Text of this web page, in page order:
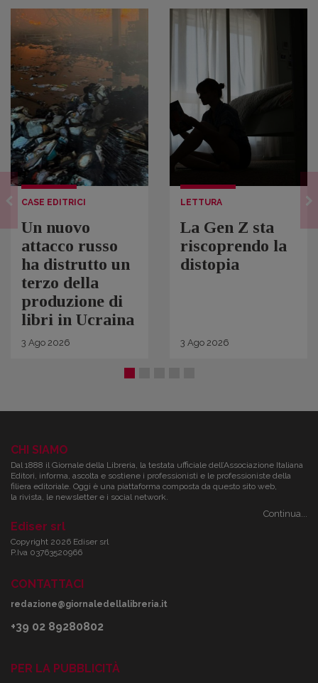
CASE EDITRICI
Un nuovo
attacco russo
ha distrutto un
terzo della
produzione di
libri in Ucraina
3 Ago 2026
LETTURA
La Gen Z sta
riscoprendo la
distopia
3 Ago 2026
CHI SIAMO
Dal 1888 il Giornale della Libreria, la testata ufficiale dell’Associazione Italiana
Editori, informa, ascolta e sostiene i professionisti e le professioniste della
filiera editoriale. Oggi è una piattaforma composta da questo sito web,
la rivista, le newsletter e i social network.
Continua...
Ediser srl
Copyright 2026 Ediser srl
P.Iva 03763520966
CONTATTACI
redazione@giornaledellalibreria.it
+39 02 89280802
PER LA PUBBLICITÀ